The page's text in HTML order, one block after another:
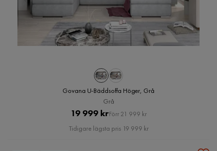
Govana U-Bäddsoffa Höger, Grå
Grå
Pris
19 999 krOriginal
Pris
Förr 21 999 kr
Tidigare lägsta pris 19 999 kr